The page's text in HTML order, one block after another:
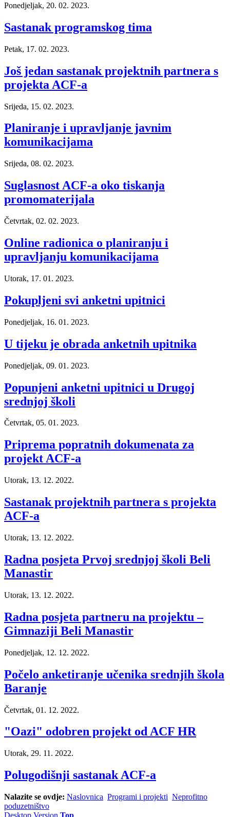
Ponedjeljak, 20. 02. 2023.
Sastanak programskog tima
Petak, 17. 02. 2023.
Još jedan sastanak projektnih partnera s
projekta ACF-a
Srijeda, 15. 02. 2023.
Planiranje i upravljanje javnim
komunikacijama
Srijeda, 08. 02. 2023.
Suglasnost ACF-a oko tiskanja
promomaterijala
Četvrtak, 02. 02. 2023.
Online radionica o planiranju i
upravljanju komunikacijama
Utorak, 17. 01. 2023.
Pokupljeni svi anketni upitnici
Ponedjeljak, 16. 01. 2023.
U tijeku je obrada anketnih upitnika
Ponedjeljak, 09. 01. 2023.
Popunjeni anketni upitnici u Drugoj
srednjoj školi
Četvrtak, 05. 01. 2023.
Priprema popratnih dokumenata za
projekt ACF-a
Utorak, 13. 12. 2022.
Sastanak projektnih partnera s projekta
ACF-a
Utorak, 13. 12. 2022.
Radna posjeta Prvoj srednjoj školi Beli
Manastir
Utorak, 13. 12. 2022.
Radna posjeta partneru na projektu –
Gimnaziji Beli Manastir
Ponedjeljak, 12. 12. 2022.
Počelo anketiranje učenika srednjih škola
Baranje
Četvrtak, 01. 12. 2022.
"Oazi" odobren projekt od ACF HR
Utorak, 29. 11. 2022.
Polugodišnji sastanak ACF-a
Nalazite se ovdje: Naslovnica Programi i projekti Neprofitno
poduzetništvo